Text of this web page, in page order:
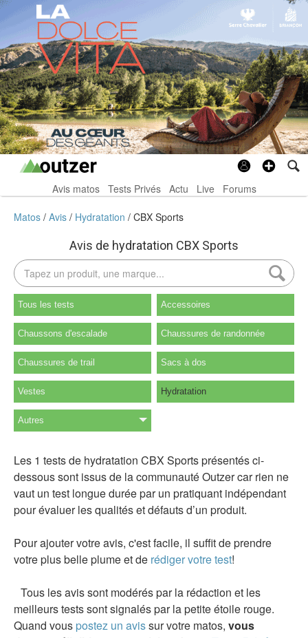
Avis matos Tests Privés Actu Live Forums
Matos Avis Hydratation CBX Sports
Avis de hydratation CBX Sports
Tous les tests Accessoires
Chaussons d'escalade Chaussures de randonnée
Chaussures de trail Sacs à dos
Vestes Hydratation
Autres
Les 1 tests de hydratation CBX Sports présentés ci-
dessous sont issus de la communauté Outzer car rien ne
vaut un test longue durée par un pratiquant indépendant
pour évaluer les qualités et défauts d’un produit.
Pour ajouter votre avis, c'est facile, il suffit de prendre
votre plus belle plume et de rédiger votre test!
Tous les avis sont modérés par la rédaction et les
meilleurs tests sont signalés par la petite étoile rouge.
Quand vous postez un avissur votre matos, vous